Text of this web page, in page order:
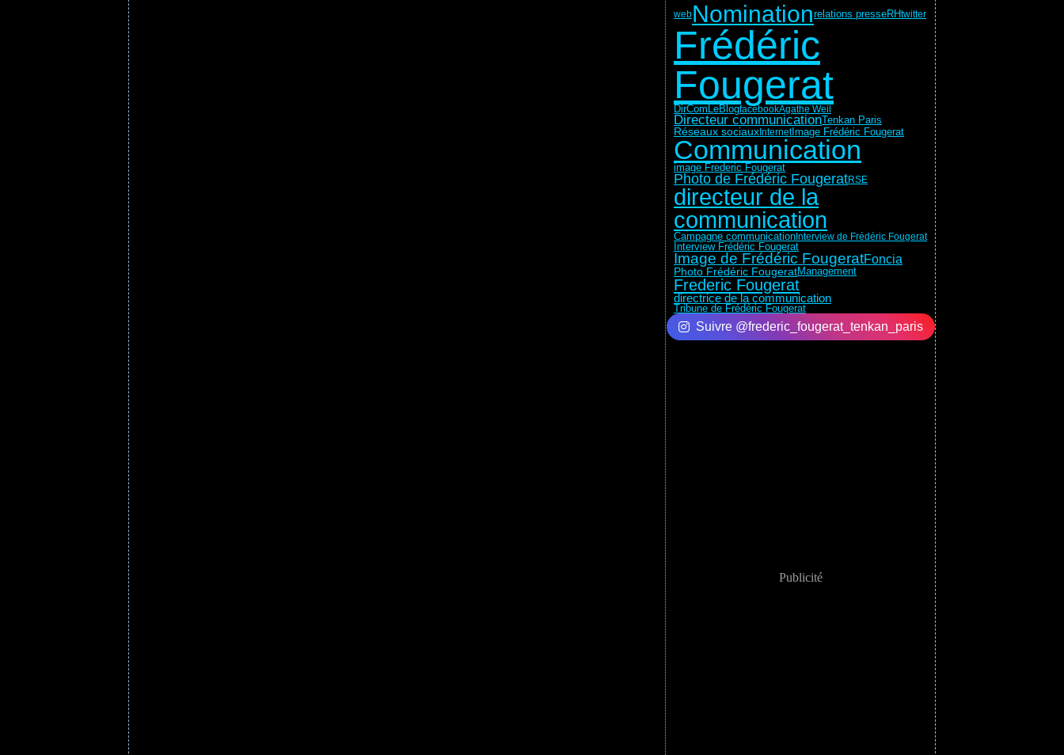
webNominationrelations presseRHtwitter
Frédéric
Fougerat
DirComLeBlogfacebookAgathe Weil
Directeur communicationTenkan Paris
Réseaux sociauxInternetImage Frédéric Fougerat
Communication
image Frederic Fougerat
Photo de Frédéric FougeratRSE
directeur de la
communication
Campagne communication Interview de Frédéric Fougerat
Interview Frédéric Fougerat
Image de Frédéric FougeratFoncia
Photo Frédéric FougeratManagement
Frederic Fougerat
directrice de la communication
Tribune de Frédéric Fougerat
Suivre @frederic_fougerat_tenkan_paris
Publicité